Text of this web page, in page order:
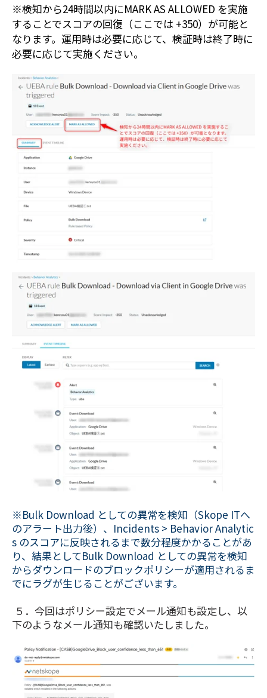
※検知から24時間以内にMARK AS ALLOWED を実施
することでスコアの回復（ここでは +350）が可能と
なります。運用時は必要に応じて、検証時は終了時に
必要に応じて実施ください。
※Bulk Download としての異常を検知（Skope ITへ
のアラート出力後）、Incidents > Behavior Analytic
s のスコアに反映されるまで数分程度かかることがあ
り、結果としてBulk Download としての異常を検知
からダウンロードのブロックポリシーが適用されるま
でにラグが生じることがございます。
５．今回はポリシー設定でメール通知も設定し、以
下のようなメール通知も確認いたしました。